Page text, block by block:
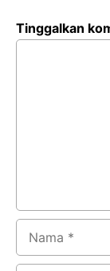
Tinggalkan